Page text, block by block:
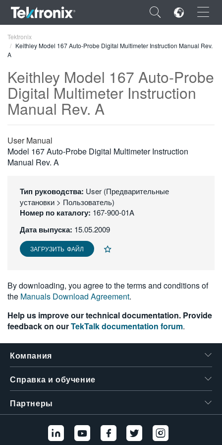
×
ENGLISH
FRANÇAIS
DEUTSCH
VIỆT NAM
日本語
한국어
繁體中文
Tektronix
Keithley Model 167 Auto-Probe Digital Multimeter Instruction Manual Rev.
A
Keithley Model 167 Auto-Probe
Digital Multimeter Instruction
Manual Rev. A
User Manual
Model 167 Auto-Probe Digital Multimeter Instruction
Manual Rev. A
Тип руководства: User (Предварительные
установки > Пользователь)
Номер по каталогу: 167-900-01A
Дата выпуска: 15.05.2009
ЗАГРУЗИТЬ ФАЙЛ
By downloading, you agree to the terms and conditions of
the Manuals Download Agreement.
Help us improve our technical documentation. Provide
feedback on ourTekTalk documentation forum.
Компания
Справка и обучение
Партнеры